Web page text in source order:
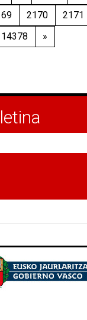
2170 2171
14378 »